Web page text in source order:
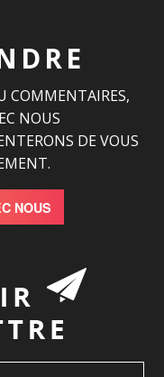
COMMENTAIRES,
NOUS
DE VOUS
NOUS